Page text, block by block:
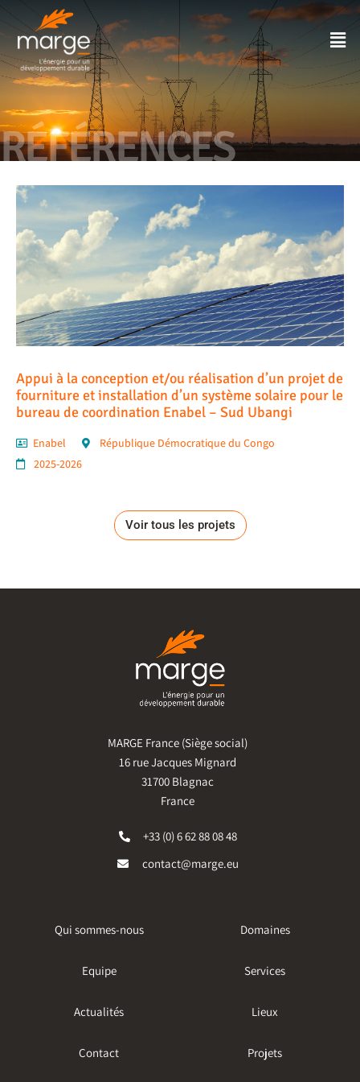
RÉFÉRENCES
Appui à la conception et/ou réalisation d’un projet de
fourniture et installation d’un système solaire pour le
bureau de coordination Enabel – Sud Ubangi
Enabel
République Démocratique du Congo
2025-2026
Voir tous les projets
MARGE France (Siège social)
16 rue Jacques Mignard
31700 Blagnac
France
+33 (0) 6 62 88 08 48
contact@marge.eu
Qui sommes-nous
Equipe
Actualités
Contact
Domaines
Services
Lieux
Projets